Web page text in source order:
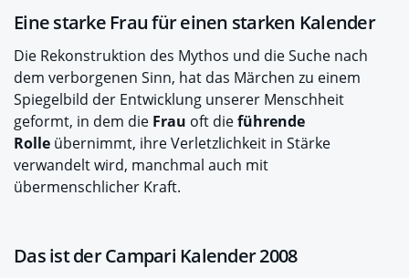
Eine starke Frau für einen starken Kalender
Die Rekonstruktion des Mythos und die Suche nach
dem verborgenen Sinn, hat das Märchen zu einem
Spiegelbild der Entwicklung unserer Menschheit
geformt, in dem die Frau oft dieführende
Rolle übernimmt, ihre Verletzlichkeit in Stärke
verwandelt wird, manchmal auch mit
übermenschlicher Kraft.
Das ist der Campari Kalender 2008